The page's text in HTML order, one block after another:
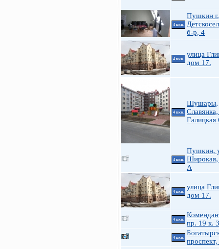
4 ккв.
Пушкин
б-р, 4
4 ккв.
улица
дом 17.
4 ккв.
Шушары,
Галицкая
4 ккв.
Пушкин,
А
4 ккв.
улица
дом 17.
4 ккв.
пр. 19 к. 3
4 ккв.